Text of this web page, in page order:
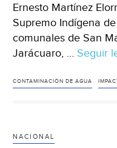
Ernesto Martínez
Supremo Indígena
comunales de San
Jarácuaro, … Seguir
CONTAMINACIÓN DE AGUA
NACIONAL